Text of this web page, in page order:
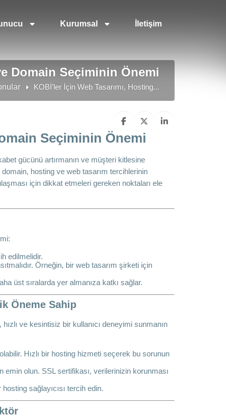
Kurumsal İletişim
Domain Seçiminin Önemi
KOBİ’ler İçin Web Tasarımı, Hosting...
Seçiminin Önemi
gücünü artırmanın ve müşteri kitlesine
hosting ve web tasarım tercihlerinin
için dikkat etmeleri gereken noktaları ele
edilmelidir.
Örneğin, bir web tasarım şirketi için
üst sıralarda yer almanıza katkı sağlar.
Öneme Sahip
ve kesintisiz bir kullanıcı deneyimi sunmanın
Hızlı bir hosting hizmeti seçerek bu sorunun
olun. SSL sertifikası, verilerinizin korunması
sağlayıcısı tercih edin.